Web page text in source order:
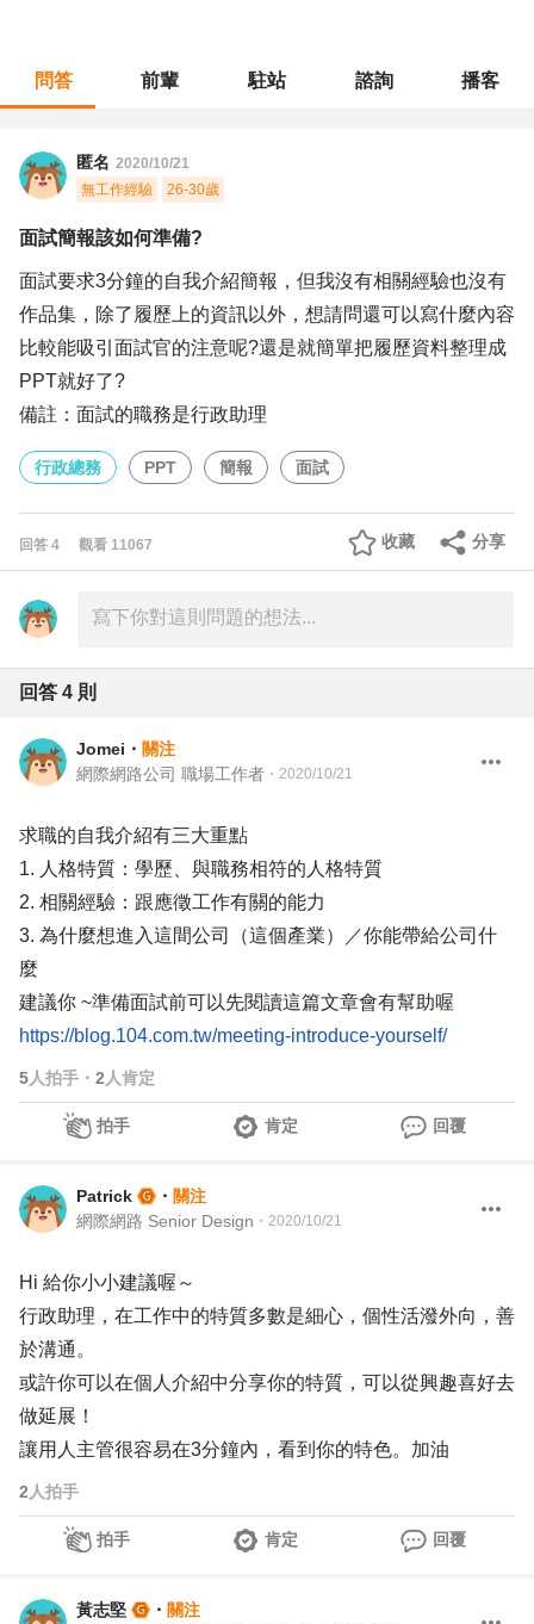
問答 前輩 駐站 諮詢 播客
匿名 2020/10/21
無工作經驗
26-30歲
面試簡報該如何準備?
面試要求3分鐘的自我介紹簡報，但我沒有相關經驗也沒有
作品集，除了履歷上的資訊以外，想請問還可以寫什麼內容
比較能吸引面試官的注意呢?還是就簡單把履歷資料整理成
PPT就好了?
備註：面試的職務是行政助理
行政總務 PPT 簡報 面試
回答 4 觀看 11067 分享
收藏
回答 4 則
Jomei ・ 關注
網際網路公司 職場工作者 ・ 2020/10/21
求職的自我介紹有三大重點
1. 人格特質：學歷、與職務相符的人格特質
2. 相關經驗：跟應徵工作有關的能力
3. 為什麼想進入這間公司（這個產業）／你能帶給公司什
麼
建議你 ~準備面試前可以先閱讀這篇文章會有幫助喔
https://blog.104.com.tw/meeting-introduce-yourself/
5人拍手 ・ 2 人肯定
拍手 肯定 回覆
Patrick ・ 關注
網際網路 Senior Design ・ 2020/10/21
Hi 給你小小建議喔～
行政助理，在工作中的特質多數是細心，個性活潑外向，善
於溝通。
或許你可以在個人介紹中分享你的特質，可以從興趣喜好去
做延展！
讓用人主管很容易在3分鐘內，看到你的特色。加油
2 人拍手
拍手 肯定 回覆
黃志堅 ・ 關注